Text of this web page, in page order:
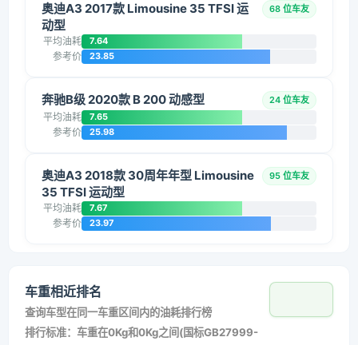
奥迪A3 2017款 Limousine 35 TFSI 运
动型
68 位车友
平均油耗 7.64
参考价 23.85
奔驰B级 2020款 B 200 动感型 24 位车友
平均油耗 7.65
参考价 25.98
奥迪A3 2018款 30周年年型 Limousine
35 TFSI 运动型
95 位车友
平均油耗 7.67
参考价 23.97
车重相近排名
查询车型在同一车重区间内的油耗排行榜
排行标准：车重在0Kg和0Kg之间(国标GB27999-